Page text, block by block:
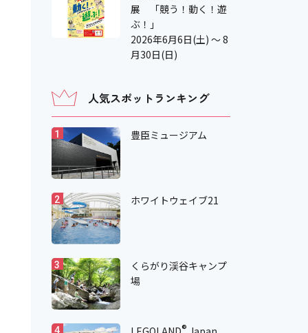
展 「競う！動く！遊
ぶ！」
2026年6月6日(土) ～ 8
月30日(日)
人気スポットランキング
1 豊臣ミュージアム
2 ホワイトウェイブ21
3
くらがり渓谷キャンプ
場
4 ®